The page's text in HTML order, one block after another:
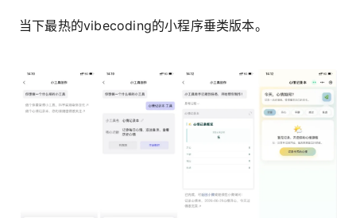
当下最热的vibecoding的小程序垂类版本。